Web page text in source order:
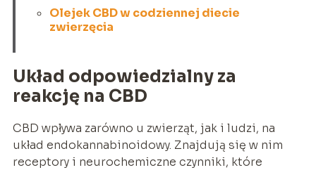
Olejek CBD w codziennej diecie
zwierzęcia
Układ odpowiedzialny za
reakcję na CBD
CBD wpływa zarówno u zwierząt, jak i ludzi, na
układ endokannabinoidowy. Znajdują się w nim
receptory i neurochemiczne czynniki, które